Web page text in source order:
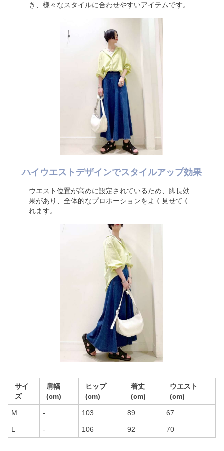
き、様々なスタイルに合わせやすいアイテムです。
ハイウエストデザインでスタイルアップ効果
ウエスト位置が高めに設定されているため、脚長効
果があり、全体的なプロポーションをよく見せてく
れます。
サイ
ズ
肩幅
(cm)
ヒップ
(cm)
着丈
(cm)
ウエスト
(cm)
M - 103 89 67
L - 106 92 70